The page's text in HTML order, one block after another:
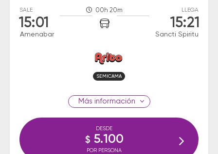
SALE
15:01
Amenabar
00h 20m LLEGA
15:21
Sancti Spiritu
SEMICAMA
información
DESDE
$ 5.100
POR PERSONA